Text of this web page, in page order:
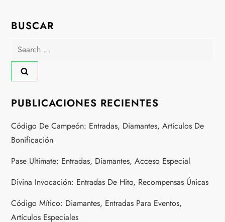
a
g
i
n
a
t
i
o
BUSCAR
Search
for:
PUBLICACIONES RECIENTES
Código De Campeón: Entradas, Diamantes, Artículos De
Bonificación
Pase Ultimate: Entradas, Diamantes, Acceso Especial
Divina Invocación: Entradas De Hito, Recompensas Únicas
Código Mítico: Diamantes, Entradas Para Eventos,
Artículos Especiales